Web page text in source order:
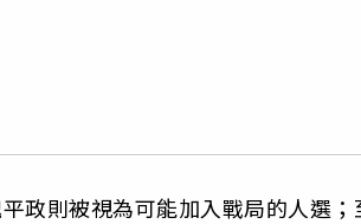
政則被視為可能加入戰局的人選；